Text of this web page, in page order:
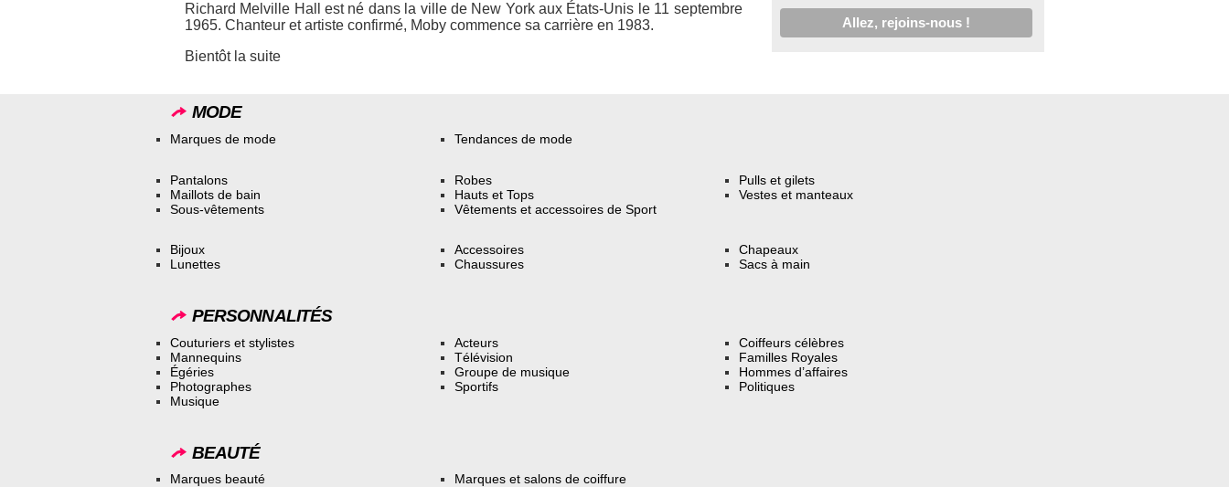
Richard Melville Hall est né dans la ville de New York aux États-Unis le 11 septembre
1965. Chanteur et artiste confirmé, Moby commence sa carrière en 1983.
Bientôt la suite
MODE
Marques de mode Tendances de mode
Pantalons
Maillots de bain
Sous-vêtements
Robes
Hauts et Tops
Vêtements et accessoires de Sport
Pulls et gilets
Vestes et manteaux
Bijoux
Lunettes
Accessoires
Chaussures
Chapeaux
Sacs à main
PERSONNALITÉS
Couturiers et stylistes
Mannequins
Égéries
Photographes
Musique
Acteurs
Télévision
Groupe de musique
Sportifs
Coiffeurs célèbres
Familles Royales
Hommes d’affaires
Politiques
BEAUTÉ
Marques beauté
Marques et salons de coiffure